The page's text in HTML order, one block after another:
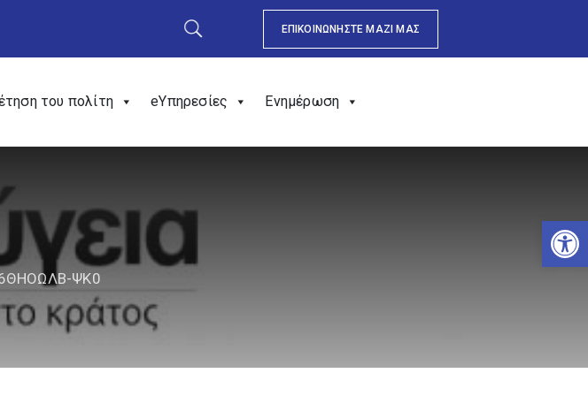
ΕΠΙΚΟΙΝΩΝΗΣΤΕ ΜΑΖΙ ΜΑΣ
του πολίτη eΥπηρεσίες Ενημέρωση
ΨΚ0